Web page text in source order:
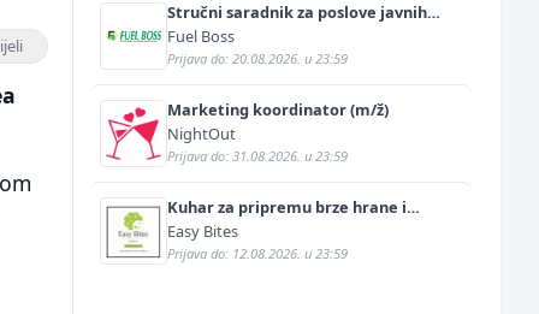
Stručni saradnik za poslove javnih
nabavki (m/ž)
Fuel Boss
Prijava do: 20.08.2026. u 23:59
Marketing koordinator (m/ž)
NightOut
Prijava do: 31.08.2026. u 23:59
Kuhar za pripremu brze hrane i
jednostavnih jela (m/ž)
Easy Bites
Prijava do: 12.08.2026. u 23:59